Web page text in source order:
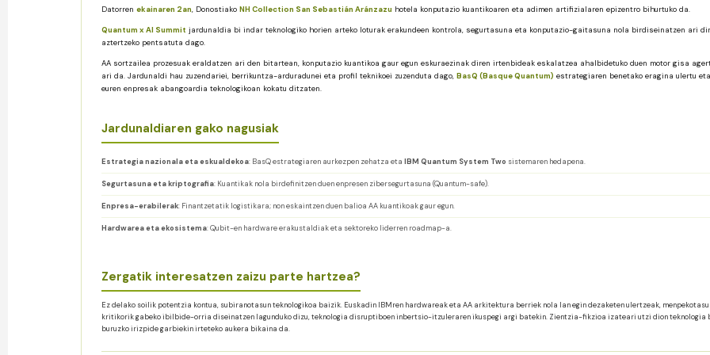
Datorren ekainaren 2an, Donostiako NH Collection San Sebastián Aránzazu hotela konputazio kuantikoaren eta adimen artifizialaren epizentro bihurtuko da.
Quantum x AI Summit jardunaldia bi indar teknologiko horien arteko loturak erakundeen kontrola, segurtasuna eta konputazio-gaitasuna nola birdiseinatzen ari
aztertzeko pentsatuta dago.
AA sortzailea prozesuak eraldatzen ari den bitartean, konputazio kuantikoa gaur egun eskuraezinak diren irtenbideak eskalatzea ahalbidetuko duen motor gisa
ari da. Jardunaldi hau zuzendariei, berrikuntza-arduradunei eta profil teknikoei zuzenduta dago, BasQ (Basque Quantum) estrategiaren benetako eragina ulertu eta
euren enpresak abangoardia teknologikoan kokatu ditzaten.
Jardunaldiaren gako nagusiak
Estrategia nazionala eta eskualdekoa: BasQ estrategiaren aurkezpen zehatza eta IBM Quantum System Two sistemaren hedapena.
Segurtasuna eta kriptografia: Kuantikak nola birdefinitzen duen enpresen zibersegurtasuna (Quantum-safe).
Enpresa-erabilerak: Finantzetatik logistikara; non eskaintzen duen balioa AA kuantikoak gaur egun.
Hardwarea eta ekosistema: Qubit-en hardware erakustaldiak eta sektoreko liderren roadmap-a.
Zergatik interesatzen zaizu parte hartzea?
Ez delako soilik potentzia kontua, subiranotasun teknologikoa baizik. Euskadin IBMren hardwareak eta AA arkitektura berriek nola lan egin dezaketen ulertzeak,
kritikorik gabeko ibilbide-orria diseinatzen lagunduko dizu, teknologia disruptiboen inbertsio-itzuleraren ikuspegi argi batekin. Zientzia-fikzioa izateari utzi dion teknologia
buruzko irizpide garbiekin irteteko aukera bikaina da.